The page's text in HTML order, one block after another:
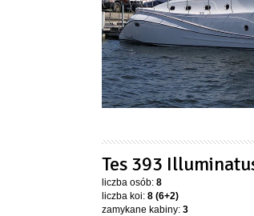
Tes 393
liczba osób: 8
liczba koi: 8 (6+2)
zamykane kabiny: 3